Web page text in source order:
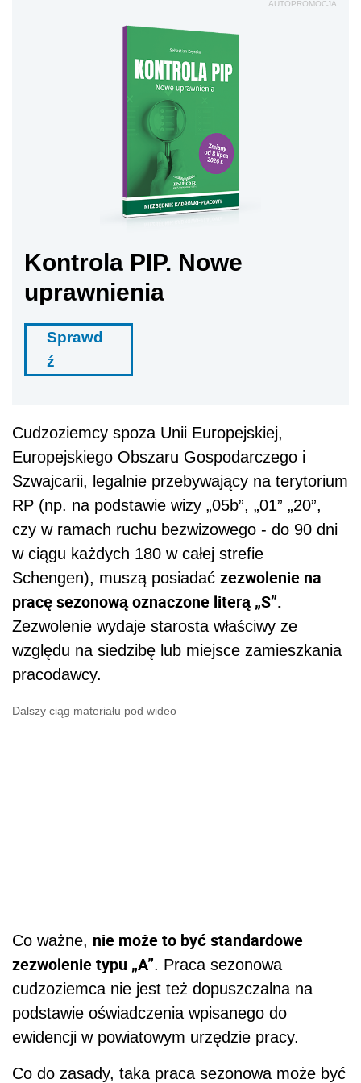
AUTOPROMOCJA
Kontrola PIP. Nowe
uprawnienia
Sprawd
ź
Cudzoziemcy spoza Unii Europejskiej,
Europejskiego Obszaru Gospodarczego i
Szwajcarii, legalnie przebywający na terytorium
RP (np. na podstawie wizy „05b”, „01” „20”,
czy w ramach ruchu bezwizowego - do 90 dni
w ciągu każdych 180 w całej strefie
Schengen), muszą posiadać zezwolenie na
pracę sezonową oznaczone literą „S”.
Zezwolenie wydaje starosta właściwy ze
względu na siedzibę lub miejsce zamieszkania
pracodawcy.
Dalszy ciąg materiału pod wideo
Co ważne, nie może to być standardowe
zezwolenie typu „A”. Praca sezonowa
cudzoziemca nie jest też dopuszczalna na
podstawie oświadczenia wpisanego do
ewidencji w powiatowym urzędzie pracy.
Co do zasady, taka praca sezonowa może być